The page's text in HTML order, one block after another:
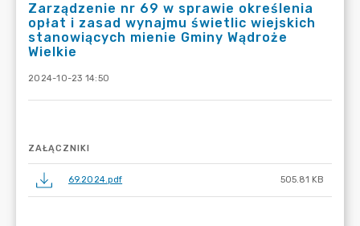
Zarządzenie nr 69 w sprawie określenia
opłat i zasad wynajmu świetlic wiejskich
stanowiących mienie Gminy Wądroże
Wielkie
2024-10-23 14:50
ZAŁĄCZNIKI
69.2024.pdf 505.81 KB